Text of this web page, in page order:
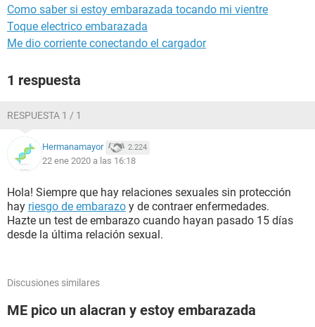
Como saber si estoy embarazada tocando mi vientre
Toque electrico embarazada
Me dio corriente conectando el cargador
1 respuesta
RESPUESTA 1 / 1
Hermanamayor 2.224
22 ene 2020 a las 16:18
Hola! Siempre que hay relaciones sexuales sin protección
hay riesgo de embarazo y de contraer enfermedades.
Hazte un test de embarazo cuando hayan pasado 15 días
desde la última relación sexual.
Discusiones similares
ME pico un alacran y estoy embarazada